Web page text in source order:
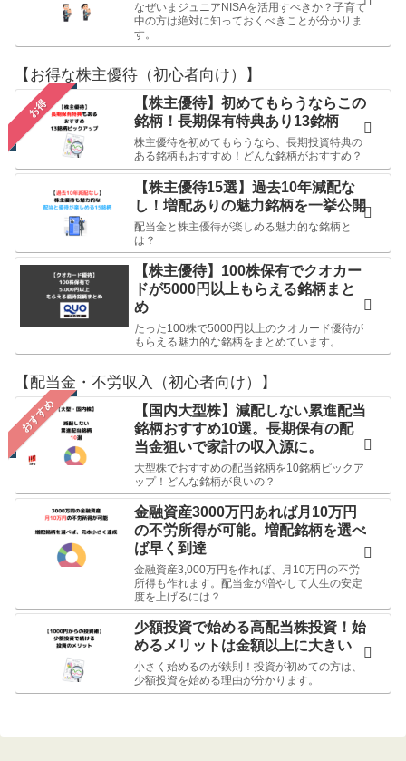
なぜいまジュニアNISAを活用すべきか？子育て
中の方は絶対に知っておくべきことが分かりま
す。
【お得な株主優待（初心者向け）】
お得
【株主優待】初めてもらうならこの
銘柄！長期保有特典あり13銘柄
株主優待を初めてもらうなら、長期投資特典の
ある銘柄もおすすめ！どんな銘柄がおすすめ？
【株主優待15選】過去10年減配な
し！増配ありの魅力銘柄を一挙公開
配当金と株主優待が楽しめる魅力的な銘柄と
は？
【株主優待】100株保有でクオカー
ドが5000円以上もらえる銘柄まと
め
たった100株で5000円以上のクオカード優待が
もらえる魅力的な銘柄をまとめています。
【配当金・不労収入（初心者向け）】
おすすめ
【国内大型株】減配しない累進配当
銘柄おすすめ10選。長期保有の配
当金狙いで家計の収入源に。
大型株でおすすめの配当銘柄を10銘柄ピックア
ップ！どんな銘柄が良いの？
金融資産3000万円あれば月10万円
の不労所得が可能。増配銘柄を選べ
ば早く到達
金融資産3,000万円を作れば、月10万円の不労
所得も作れます。配当金が増やして人生の安定
度を上げるには？
少額投資で始める高配当株投資！始
めるメリットは金額以上に大きい
小さく始めるのが鉄則！投資が初めての方は、
少額投資を始める理由が分かります。